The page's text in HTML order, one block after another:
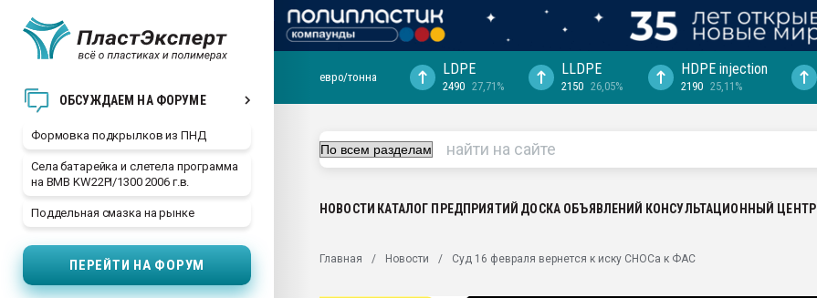
ОБСУЖДАЕМ НА ФОРУМЕ
Формовка подкрылков из ПНД
Села батарейка и слетела программа
на BMB KW22PI/1300 2006 г.в.
Поддельная смазка на рынке
ПЕРЕЙТИ НА ФОРУМ
29.07.2026 ФРП помог "Ижевскому
Вакуум-формовочные машины:
евро/тонна LDPE
2490 27,71%
LLDPE
2150 26,05%
HDPE injection
2190 25,11%
НОВОСТИ КАТАЛОГ ПРЕДПРИЯТИЙ ДОСКА ОБЪЯВЛЕНИЙ КОНСУЛЬТАЦИОННЫЙ ЦЕНТР
Главная Новости Суд 16 февраля вернется к иску СНОСа к ФАС